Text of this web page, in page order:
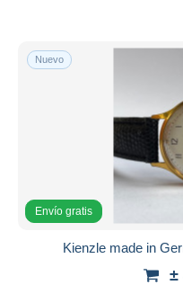
Nuevo
Envío gratis
Kienzle made in
±